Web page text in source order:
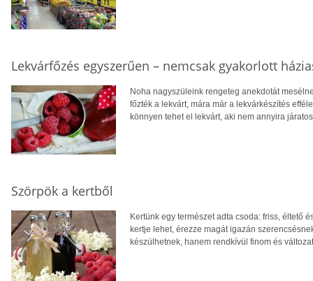
Lekvárfőzés egyszerűen – nemcsak gyakorlott
Noha nagyszüleink rengeteg anekdotát
főzték a lekvárt, mára már a lekvárkészítés
könnyen tehet el lekvárt, aki nem annyira
Szörpök a kertből
Kertünk egy természet adta csoda: friss, éltető
kertje lehet, érezze magát igazán
készülhetnek, hanem rendkívül finom és